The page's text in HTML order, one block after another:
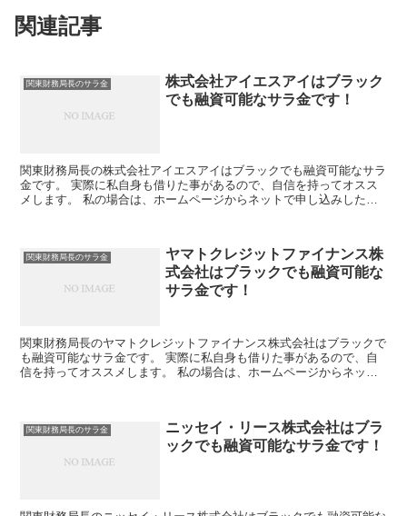
関連記事
関東財務局長のサラ金
株式会社アイエスアイはブラック
でも融資可能なサラ金です！
関東財務局長の株式会社アイエスアイはブラックでも融資可能なサラ
金です。 実際に私自身も借りた事があるので、自信を持ってオスス
メします。 私の場合は、ホームページからネットで申し込みした後
関東財務局長のサラ金
ヤマトクレジットファイナンス株
式会社はブラックでも融資可能な
サラ金です！
関東財務局長のヤマトクレジットファイナンス株式会社はブラックで
も融資可能なサラ金です。 実際に私自身も借りた事があるので、自
信を持ってオススメします。 私の場合は、ホームページからネット
関東財務局長のサラ金
ニッセイ・リース株式会社はブラ
ックでも融資可能なサラ金です！